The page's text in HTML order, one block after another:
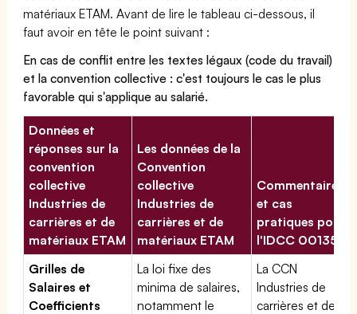
matériaux ETAM. Avant de lire le tableau ci-dessous, il
faut avoir en tête le point suivant :
En cas de conflit entre les textes légaux (code du travail)
et la convention collective : c'est toujours le cas le plus
favorable qui s'applique au salarié.
Données et
réponses sur la
convention
collective
Industries de
carrières et de
matériaux ETAM
Les données de la
Convention
collective
Industries de
carrières et de
matériaux ETAM
Commentaires
et cas
pratiques pour
l'IDCC 00135
Grilles de
Salaires et
Coefficients
La loi fixe des
minima de salaires,
notamment le
La CCN
Industries de
carrières et de